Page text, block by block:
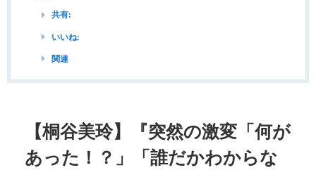
共有:
いいね:
関連
【桐谷美玲】『突然の激変「何が
あった！？」「誰だかわからな